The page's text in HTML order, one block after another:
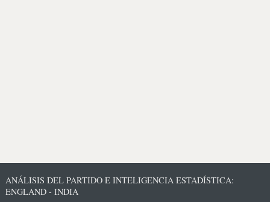
ANÁLISIS DEL PARTIDO E INTELIGENCIA ESTADÍSTICA:
ENGLAND - INDIA